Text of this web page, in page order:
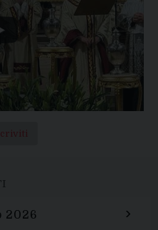
2026 ›